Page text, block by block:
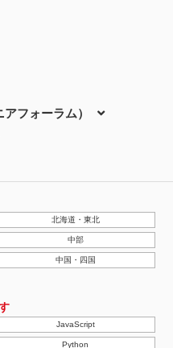
フォーラム）
北海道・東北
中部
中国・四国
JavaScript
Python